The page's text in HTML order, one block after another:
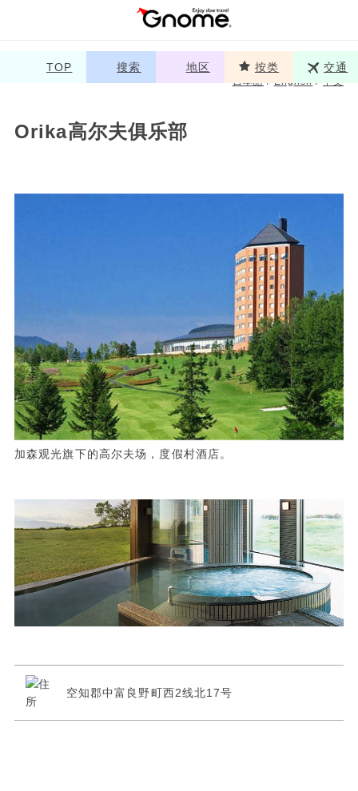
TOP 搜索 地区 按类 交通
日本語/English/中文
Orika高尔夫俱乐部
加森观光旗下的高尔夫场，度假村酒店。
空知郡中富良野町西2线北17号